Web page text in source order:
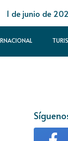
1 de junio de